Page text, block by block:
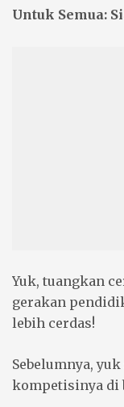
Untuk Semua:
Yuk, tuangkan
gerakan
lebih cerdas!
Sebelumnya,
kompetisinya di